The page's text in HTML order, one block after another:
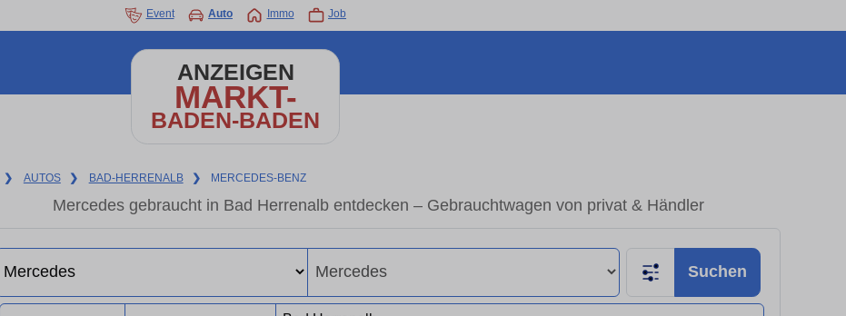
Event Auto Immo Job
ANZEIGEN
MARKT-
BADEN-BADEN
❯ AUTOS ❯ BAD-HERRENALB ❯ MERCEDES-BENZ
Mercedes gebraucht in Bad Herrenalb entdecken – Gebrauchtwagen von privat & Händler
Suchen